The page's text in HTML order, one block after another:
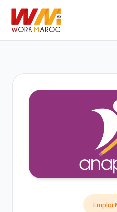
Emploi